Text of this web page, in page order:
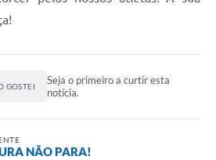
GOSTEI
Seja o primeiro a curtir esta
notícia.
NÃO PARA!